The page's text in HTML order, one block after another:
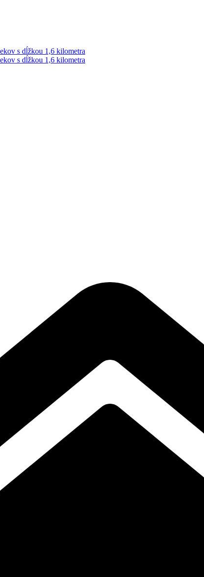
s dĺžkou 1,6 kilometra
s dĺžkou 1,6 kilometra